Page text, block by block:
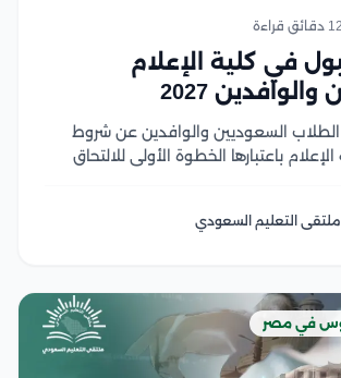
12 دقائق قراءة
في كلية الإعلام
2027
الطلاب السعوديين والوافدين عن شروط
باعتبارها الخطوة الأولى للالتحاق
العملي، والشهادات المعترف بها، مع...
التعليم السعودي
في مصر